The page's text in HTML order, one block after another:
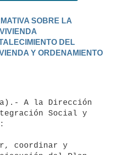
SOBRE LA
DEL
Y ORDENAMIENTO
Social y
coordinar y